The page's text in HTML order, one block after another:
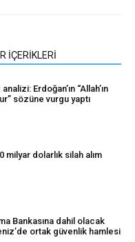
İÇERİKLERİ
Erdoğan’ın “Allah’ın
sözüne vurgu yaptı
milyar dolarlık silah alım
Bankasına dahil olacak
ortak güvenlik hamlesi